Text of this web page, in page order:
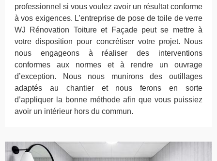
professionnel si vous voulez avoir un résultat conforme
à vos exigences. L’entreprise de pose de toile de verre
WJ Rénovation Toiture et Façade peut se mettre à
votre disposition pour concrétiser votre projet. Nous
nous engageons à réaliser des interventions
conformes aux normes et à rendre un ouvrage
d’exception. Nous nous munirons des outillages
adaptés au chantier et nous ferons en sorte
d’appliquer la bonne méthode afin que vous puissiez
avoir un intérieur hors du commun.